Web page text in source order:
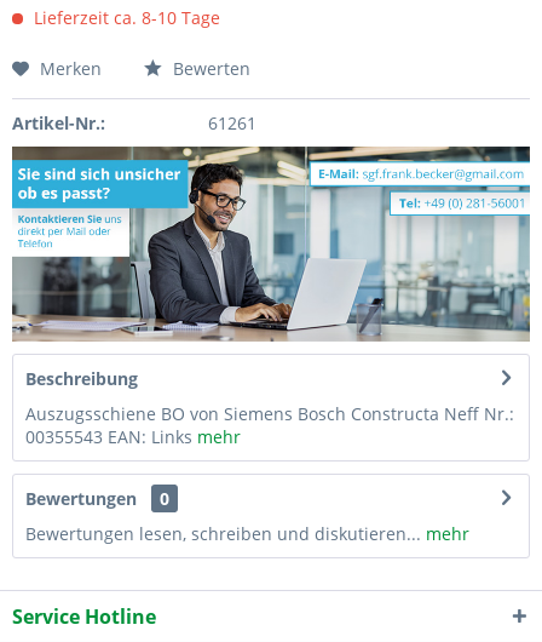
Lieferzeit ca. 8-10 Tage
Merken Bewerten
Artikel-Nr.: 61261
Beschreibung
Auszugsschiene BO von Siemens Bosch Constructa Neff Nr.:
00355543 EAN: Links mehr
Bewertungen
0
Bewertungen lesen, schreiben und diskutieren... mehr
Service Hotline